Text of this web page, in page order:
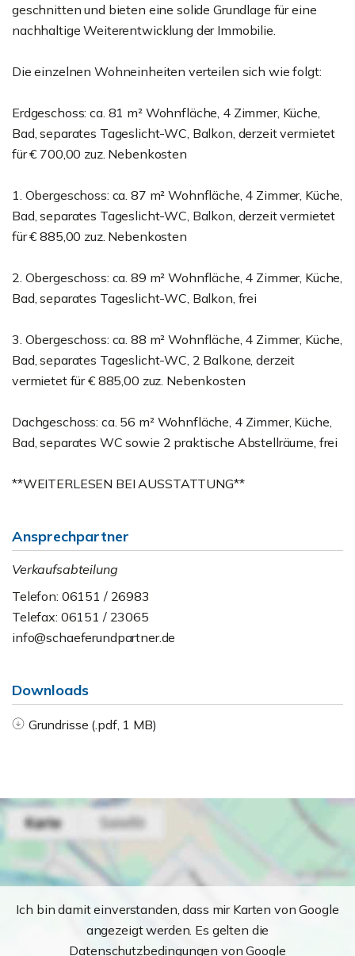
geschnitten und bieten eine solide Grundlage für eine
nachhaltige Weiterentwicklung der Immobilie.
Die einzelnen Wohneinheiten verteilen sich wie folgt:
Erdgeschoss: ca. 81 m² Wohnfläche, 4 Zimmer, Küche,
Bad, separates Tageslicht-WC, Balkon, derzeit vermietet
für € 700,00 zuz. Nebenkosten
1. Obergeschoss: ca. 87 m² Wohnfläche, 4 Zimmer, Küche,
Bad, separates Tageslicht-WC, Balkon, derzeit vermietet
für € 885,00 zuz. Nebenkosten
2. Obergeschoss: ca. 89 m² Wohnfläche, 4 Zimmer, Küche,
Bad, separates Tageslicht-WC, Balkon, frei
3. Obergeschoss: ca. 88 m² Wohnfläche, 4 Zimmer, Küche,
Bad, separates Tageslicht-WC, 2 Balkone, derzeit
vermietet für € 885,00 zuz. Nebenkosten
Dachgeschoss: ca. 56 m² Wohnfläche, 4 Zimmer, Küche,
Bad, separates WC sowie 2 praktische Abstellräume, frei
**WEITERLESEN BEI AUSSTATTUNG**
Ansprechpartner
Verkaufsabteilung
Telefon: 06151 / 26983
Telefax: 06151 / 23065
info@schaeferundpartner.de
Downloads
Grundrisse (.pdf, 1 MB)
Ich bin damit einverstanden, dass mir Karten von Google
angezeigt werden. Es gelten die
Datenschutzbedingungen von Google